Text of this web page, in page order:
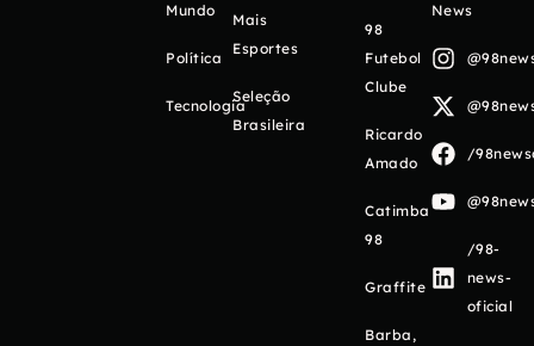
Mundo
Política
Tecnologia
Mais
Esportes
Seleção
Brasileira
98
Futebol
Clube
Ricardo
Amado
Catimba
98
Graffite
Barba,
News
/
/98-
news-
oficial